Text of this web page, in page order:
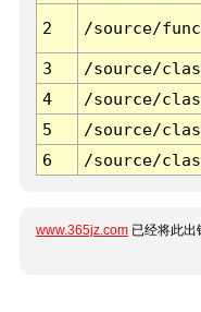
2 /source/
3 /source/
4
/source/
5
/source/
6
/source/
www.365jz.com 已经将此出